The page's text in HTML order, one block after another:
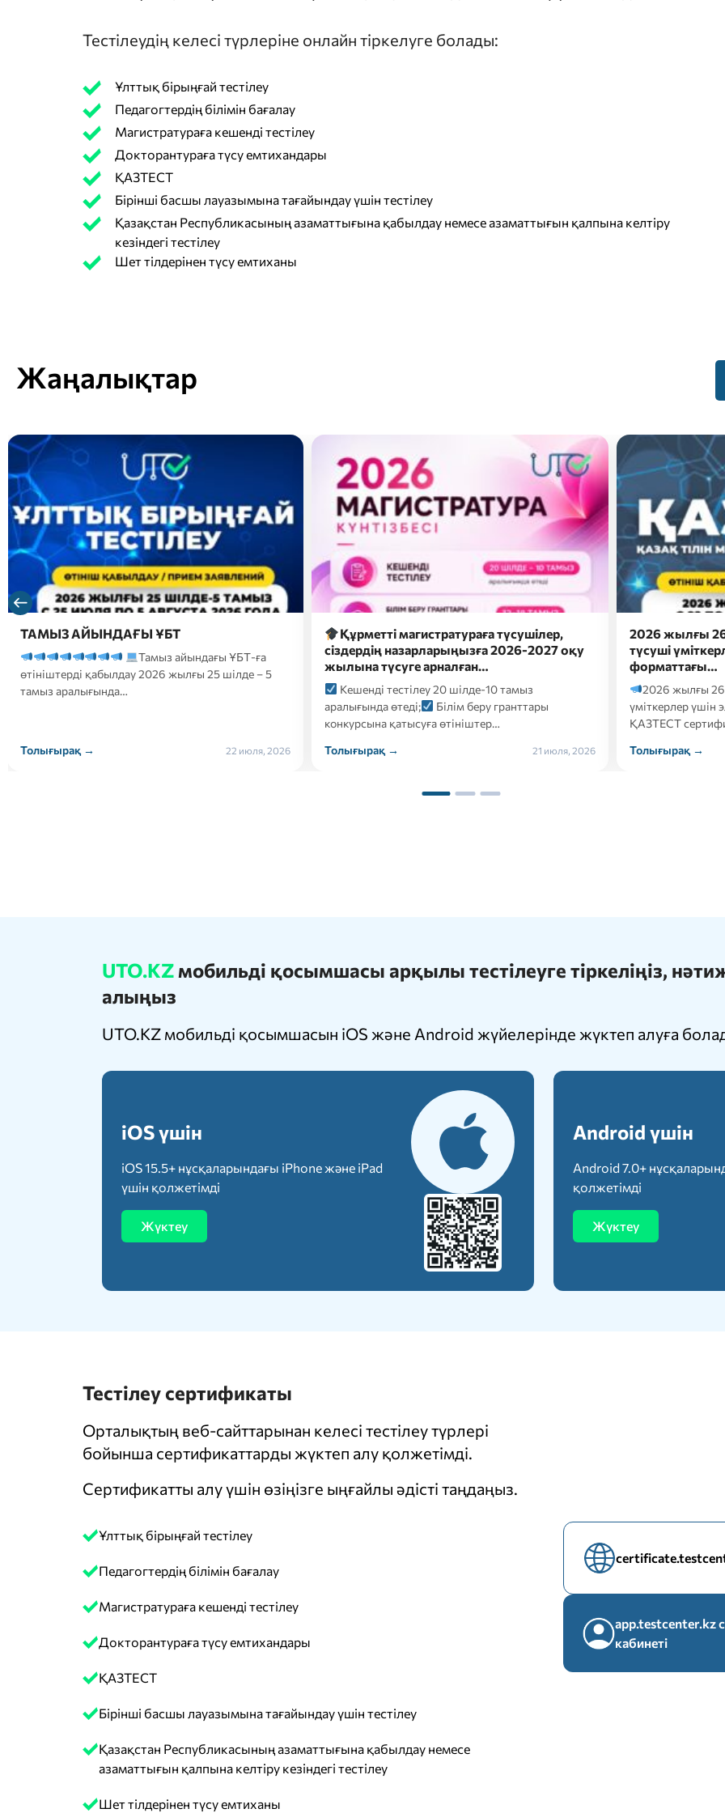
Тестілеудің келесі түрлеріне онлайн тіркелуге болады:
Ұлттық бірыңғай тестілеу
Педагогтердің білімін бағалау
Магистратураға кешенді тестілеу
Докторантураға түсу емтихандары
ҚАЗТЕСТ
Бірінші басшы лауазымына тағайындау үшін тестілеу
Қазақстан Республикасының азаматтығына қабылдау немесе азаматтығын қалпына келтіру
кезіндегі тестілеу
Шет тілдерінен түсу емтиханы
Жаңалықтар
Құрметті магистратураға түсушілер,
сіздердің назарларыңызға 2026-2027 оқу
жылына түсуге арналған…
Кешенді тестілеу 20 шілде-10 тамыз
Толығырақ →
21 июля, 2026
2026 жылғы 26 шілдеде докторантураға
түсуші үміткерлер үшін электронды
форматтағы…
2026 жылғы 26 шілдеде докторантураға түсуші
үміткерлер үшін электронды форматтағы
ҚАЗТЕСТ сертификаттық тестілеуі келесі…
Толығырақ →
21 июля, 2026
Сәлем,
Болашақ
ба?
Онда
кәсіби бағдарлау
Толығырақ →
UTO.KZ мобильді қосымшасы арқылы тестілеуге тіркеліңіз,
алыңыз
UTO.KZ мобильді қосымшасын iOS және Android жүйелерінде жүктеп алуға
iOS үшін
iOS 15.5+ нұсқаларындағы iPhone және iPad
үшін қолжетімді
Жүктеу
Android үшін
Android 7.0+
қолжетімді
Жүктеу
Тестілеу сертификаты
Орталықтың веб-сайттарынан келесі тестілеу түрлері
бойынша сертификаттарды жүктеп алу қолжетімді.
Сертификатты алу үшін өзіңізге ыңғайлы әдісті таңдаңыз.
Ұлттық бірыңғай тестілеу
Педагогтердің білімін бағалау
Магистратураға кешенді тестілеу
Докторантураға түсу емтихандары
ҚАЗТЕСТ
Бірінші басшы лауазымына тағайындау үшін тестілеу
Қазақстан Республикасының азаматтығына қабылдау немесе
азаматтығын қалпына келтіру кезіндегі тестілеу
Шет тілдерінен түсу емтиханы
app.testcenter.kz
кабинеті